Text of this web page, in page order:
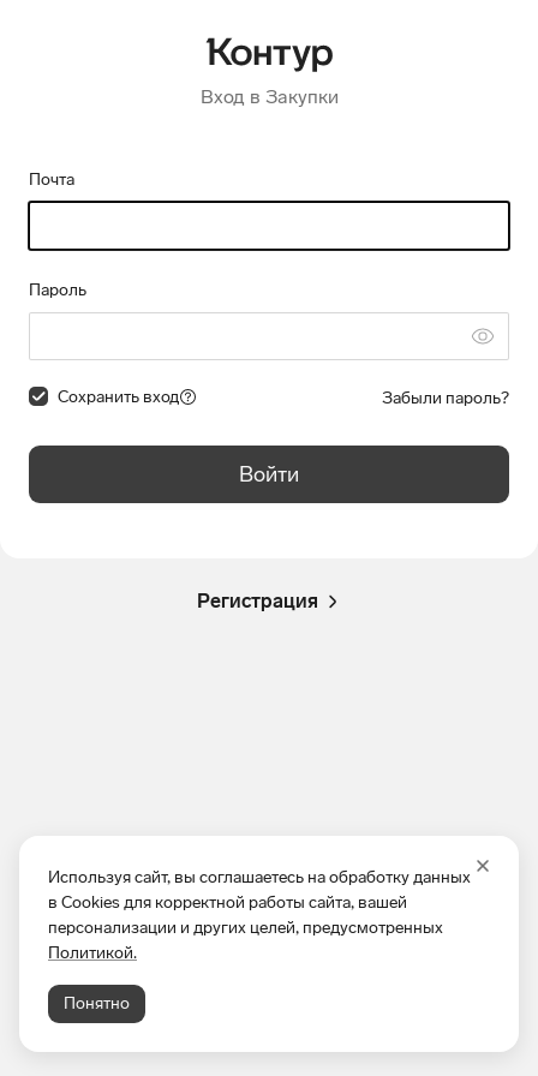
Используя сайт, вы соглашаетесь на обработку данных
в Cookies для корректной работы сайта, вашей
персонализации и других целей, предусмотренных
Политикой.
Понятно
Вход в Закупки
Почта
Пароль
Сохранить вход Забыли пароль?
Войти
Регистрация